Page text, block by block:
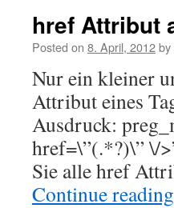
href Attribut
Posted on 8. April, 2012by
Nur ein kleiner
Attribut eines
Ausdruck:
href=\”(.*?)\” \/
Sie alle href
Continue reading